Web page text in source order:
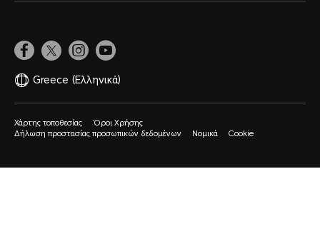
Greece (Ελληνικά)
Χάρτης τοποθεσίας
Όροι Χρήσης
Δήλωση προστασίας προσωπικών δεδομένων
Νομικά Cookie